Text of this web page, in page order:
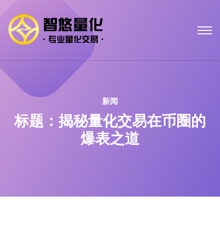
新闻
标题：揭秘量化交易在币圈的
爆表之道